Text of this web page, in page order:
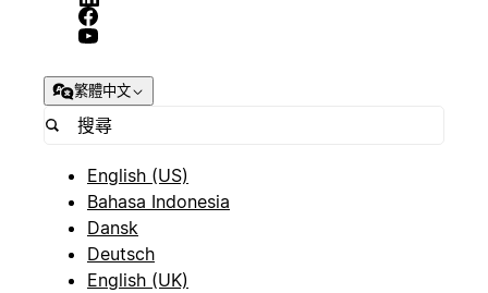
繁體中文
English (US)
Bahasa Indonesia
Dansk
Deutsch
English (UK)